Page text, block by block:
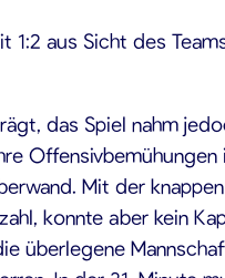
aus Sicht des
das Spiel nahm
Offensivbemühungen
Mit der
konnte aber kein
überlegene